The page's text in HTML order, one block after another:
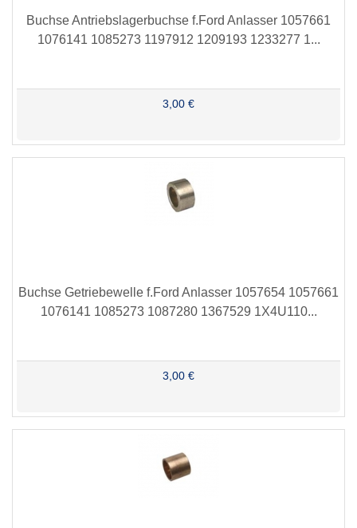
Buchse Antriebslagerbuchse f.Ford Anlasser 1057661
1076141 1085273 1197912 1209193 1233277 1...
3,00 €
Buchse Getriebewelle f.Ford Anlasser 1057654 1057661
1076141 1085273 1087280 1367529 1X4U110...
3,00 €